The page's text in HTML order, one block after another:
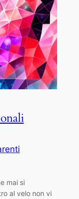
mai si
al velo non vi